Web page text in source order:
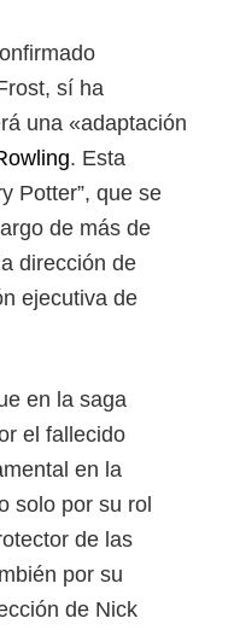
sí ha
una «adaptación
. Esta
Potter”, que se
de más de
dirección de
ejecutiva de
en la saga
el fallecido
en la
solo por su rol
de las
por su
de Nick